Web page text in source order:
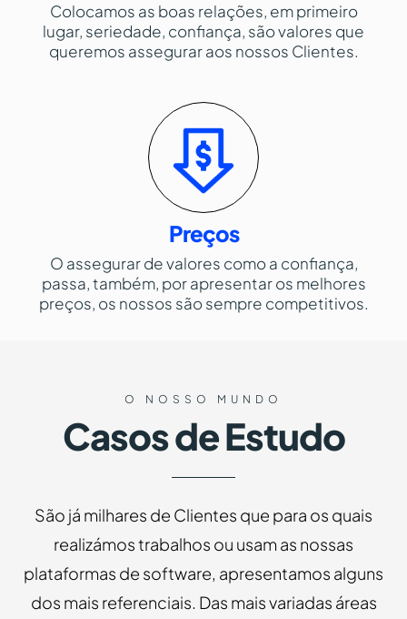
Colocamos as boas relações, em primeiro
lugar, seriedade, confiança, são valores que
queremos assegurar aos nossos Clientes.
Preços
O assegurar de valores como a confiança,
passa, também, por apresentar os melhores
preços, os nossos são sempre competitivos.
O NOSSO MUNDO
Casos de Estudo
São já milhares de Clientes que para os quais
realizámos trabalhos ou usam as nossas
plataformas de software, apresentamos alguns
dos mais referenciais. Das mais variadas áreas